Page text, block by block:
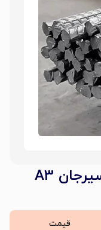
میلگرد سیرجان A3
قیمت